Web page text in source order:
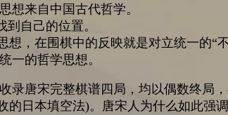
想来自中国古代哲学。
自己的位置。
，在围棋中的反映就是对立统一的“不
一的哲学思想。
唐宋完整棋谱四局，均以偶数终局
的日本填空法)。唐宋人为什么如此强